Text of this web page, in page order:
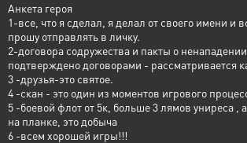
Анкета героя
1-все, что я сделал, я делал от своего имени и
прошу отправлять в личку.
2-договора содружества и пакты о
подтверждено договорами - рассматривается
3 -друзья-это святое.
4 -скан - это один из моментов игрового
5 -боевой флот от 5к, больше 3 лямов униреса ,
на планке, это добыча
6 -всем хорошей игры!!!